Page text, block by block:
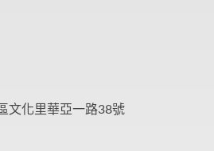
文化里華亞一路38號